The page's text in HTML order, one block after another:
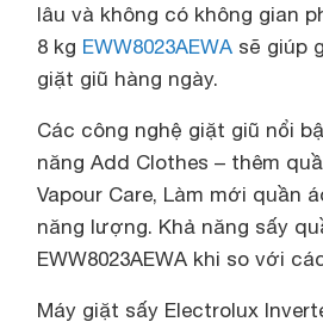
lâu và không có không gian
8 kg EWW8023AEWA sẽ giúp
giặt giũ hàng ngày.
Các công nghệ giặt giũ nổi
năng Add Clothes – thêm
Vapour Care, Làm mới quần
năng lượng. Khả năng sấy
EWW8023AEWA khi so với
Máy giặt sấy Electrolux